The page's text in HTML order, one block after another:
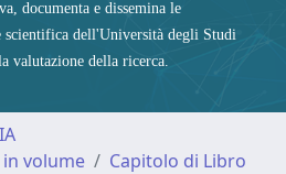
documenta e dissemina le
dell'Università degli Studi
valutazione della ricerca.
volume
Capitolo di Libro